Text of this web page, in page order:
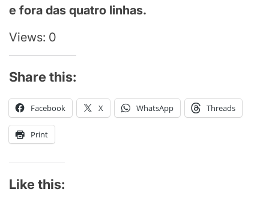
e fora das quatro linhas.
Views: 0
Share this:
Facebook X WhatsApp Threads
Print
Like this: